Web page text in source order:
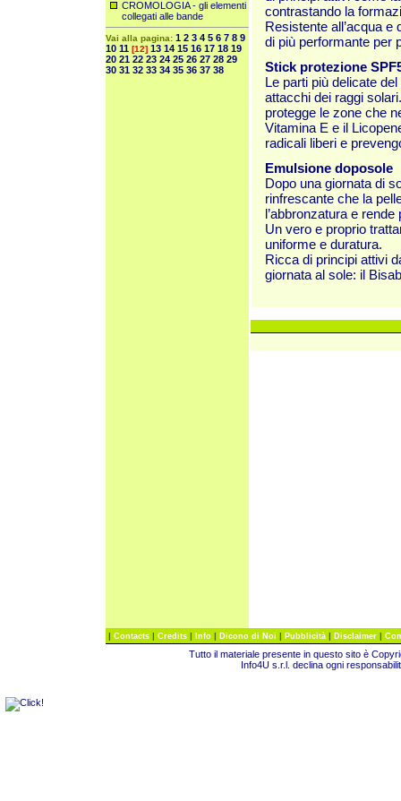
CROMOLOGIA - gli elementi
collegati alle bande
Vai alla pagina: 1 2 3 4 5 6 7 8 9
10 11 [12] 13 14 15 16 17 18 19
20 21 22 23 24 25 26 27 28 29
30 31 32 33 34 35 36 37 38
contrastando la
Resistente all’acqua
di più performante per
Stick protezione
Le parti più delicate
attacchi dei raggi
protegge le zone che
Vitamina E e il
radicali liberi e
Emulsione doposole
Dopo una giornata di
rinfrescante che la
l’abbronzatura e
Un vero e proprio
uniforme e duratura.
Ricca di principi attivi
giornata al sole: il
| Contacts | Credits | Info | Dicono di Noi | Pubblicità | Disclaimer |
Tutto il materiale presente in questo sito è
Info4U s.r.l. declina ogni